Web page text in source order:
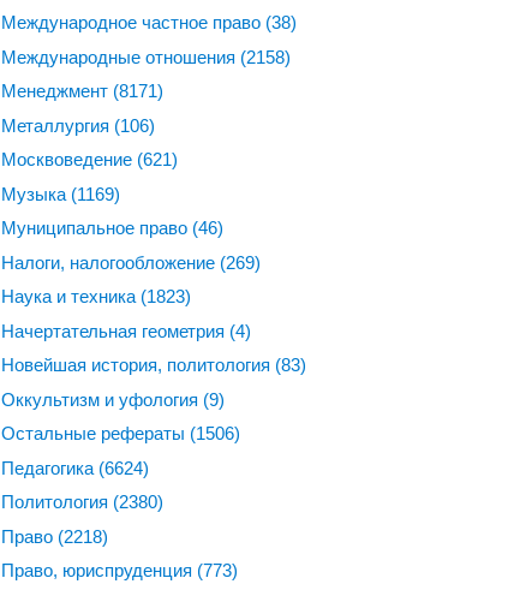
Международное частное право (38)
Международные отношения (2158)
Менеджмент (8171)
Металлургия (106)
Москвоведение (621)
Музыка (1169)
Муниципальное право (46)
Налоги, налогообложение (269)
Наука и техника (1823)
Начертательная геометрия (4)
Новейшая история, политология (83)
Оккультизм и уфология (9)
Остальные рефераты (1506)
Педагогика (6624)
Политология (2380)
Право (2218)
Право, юриспруденция (773)